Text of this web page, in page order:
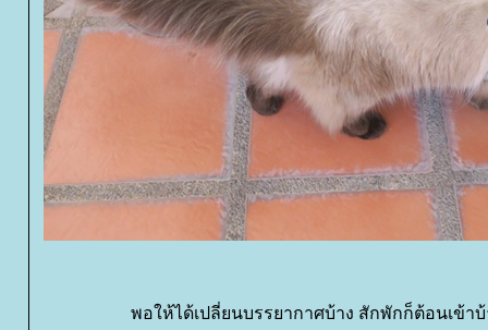
พอให้ได้เปลี่ยนบรรยากาศบ้าง สักพักก็ต้อนเข้าบ้